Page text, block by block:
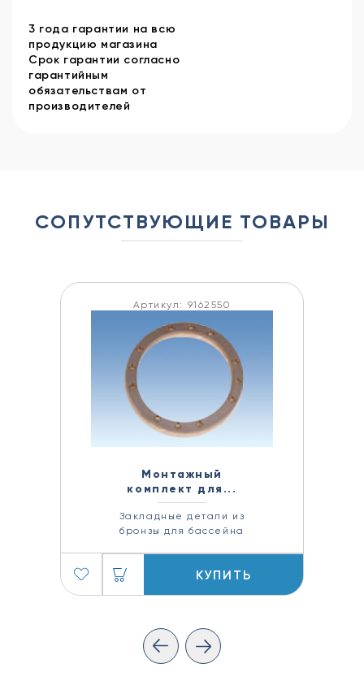
3 года гарантии на всю
продукцию магазина
Срок гарантии согласно
гарантийным
обязательствам от
производителей
СОПУТСТВУЮЩИЕ ТОВАРЫ
Артикул: 9162550
Монтажный
комплект для...
Закладные детали из
бронзы для бассейна
КУПИТЬ